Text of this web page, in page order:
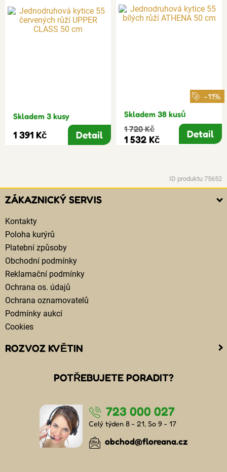
Skladem 3 kusy
1 391 Kč Detail
-11%
Skladem 38 kusů
1 720 Kč
1 532 Kč Detail
ID produktu 75652
ZÁKAZNICKÝ SERVIS
Kontakty
Poloha kurýrů
Platební způsoby
Obchodní podmínky
Reklamační podmínky
Ochrana os. údajů
Ochrana oznamovatelů
Podmínky aukcí
Cookies
ROZVOZ KVĚTIN
Kam doručujeme květiny
Cena za doručení květin
Doručení květin sledujete online
Kdo jsou lidé, kteří doručují kytice
Odkud květiny doručujeme
POTŘEBUJETE PORADIT?
723 000 027
Celý týden 8 - 21, So 9 - 17
obchod@floreana.cz